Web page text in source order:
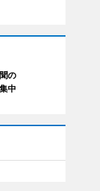
の
中